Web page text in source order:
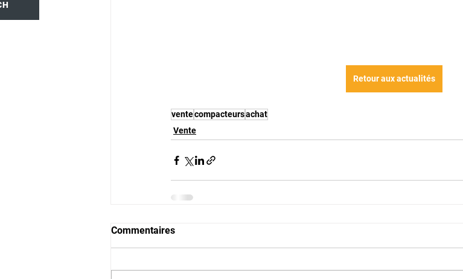
Retour aux actualités
ventecompacteursachat
Vente
Commentaires